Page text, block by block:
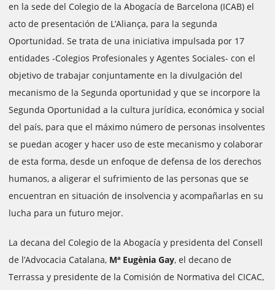
en la sede del Colegio de la Abogacía de Barcelona (ICAB) el
acto de presentación de L’Aliança, para la segunda
Oportunidad. Se trata de una iniciativa impulsada por 17
entidades -Colegios Profesionales y Agentes Sociales- con el
objetivo de trabajar conjuntamente en la divulgación del
mecanismo de la Segunda oportunidad y que se incorpore la
Segunda Oportunidad a la cultura jurídica, económica y social
del país, para que el máximo número de personas insolventes
se puedan acoger y hacer uso de este mecanismo y colaborar
de esta forma, desde un enfoque de defensa de los derechos
humanos, a aligerar el sufrimiento de las personas que se
encuentran en situación de insolvencia y acompañarlas en su
lucha para un futuro mejor.
La decana del Colegio de la Abogacía y presidenta del Consell
de l’Advocacia Catalana, Mª Eugènia Gay, el decano de
Terrassa y presidente de la Comisión de Normativa del CICAC,